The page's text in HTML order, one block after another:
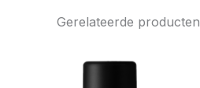
Gerelateerde producten